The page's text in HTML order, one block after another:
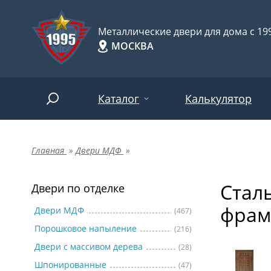
Металлические двери для дома с
МОСКВА
Каталог
Двери по отделке
Двери по назначению
Двери по особенностям
Калькулятор
Главная » Двери МДФ »
Двери по отделке
Двери МДФ (467)
Порошковое напыление (216)
Двери с массивом дерева (28)
Шпонированные (47)